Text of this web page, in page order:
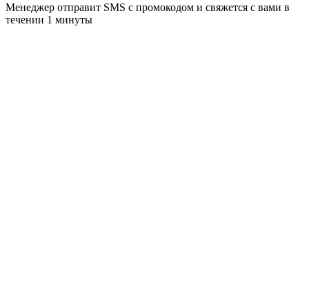
Менеджер отправит SMS с промокодом и свяжется с вами в
течении 1 минуты